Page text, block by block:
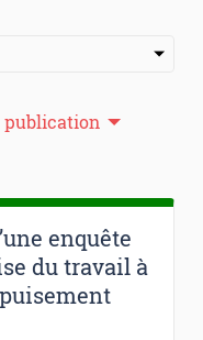
publication
enquête
du travail à